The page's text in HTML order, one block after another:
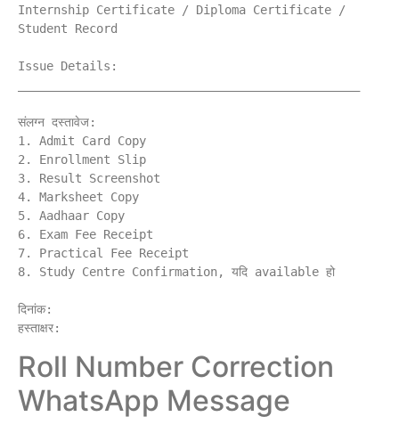
Internship Certificate / Diploma Certificate /
Student Record
Issue Details:
संलग्न दस्तावेज:
1. Admit Card Copy
2. Enrollment Slip
3. Result Screenshot
4. Marksheet Copy
5. Aadhaar Copy
6. Exam Fee Receipt
7. Practical Fee Receipt
8. Study Centre Confirmation, यदि available हो
दिनांक:
Roll Number Correction
WhatsApp Message